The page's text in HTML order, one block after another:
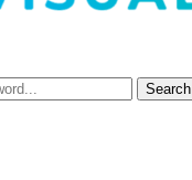
Search